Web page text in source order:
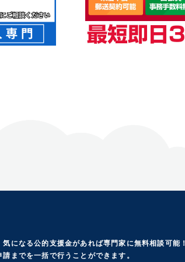
になる公的支援金があれば専門家に無料相談可能！
までを一括で行うことができます。